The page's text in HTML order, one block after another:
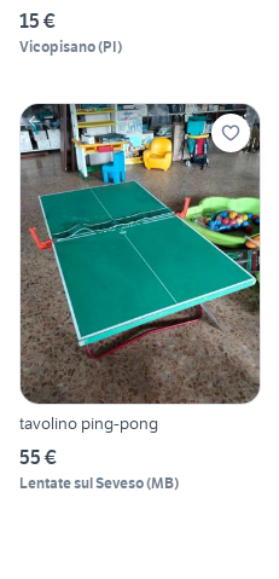
15 €
Vicopisano(PI)
tavolino ping-pong
55 €
Lentate sul Seveso(MB)